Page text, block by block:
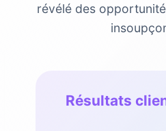
révélé des
Résultats